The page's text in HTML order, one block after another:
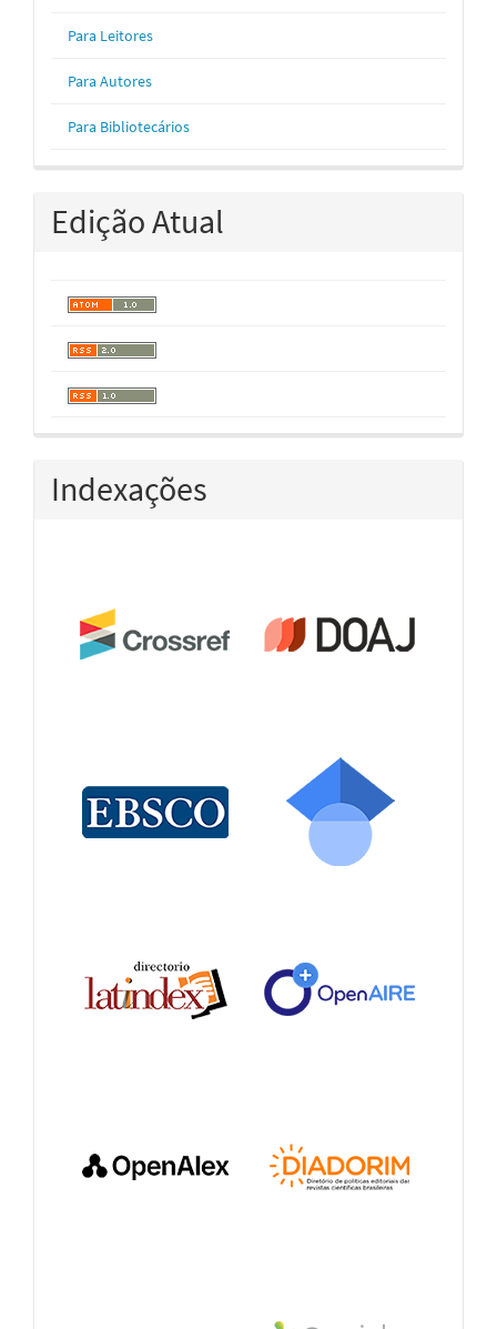
Para Leitores
Para Autores
Para Bibliotecários
Edição Atual
Indexações